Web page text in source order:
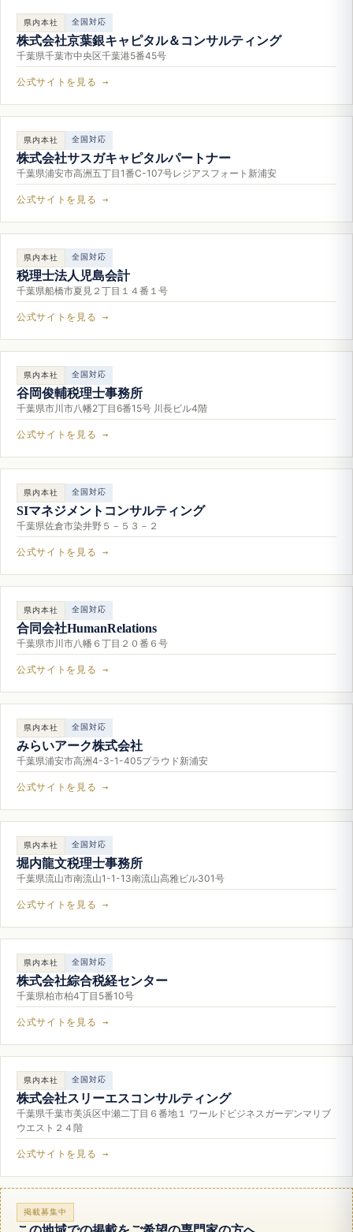
県内本社 全国対応
株式会社京葉銀キャピタル＆コンサルティング
千葉県千葉市中央区千葉港5番45号
公式サイトを見る →
県内本社 全国対応
株式会社サスガキャピタルパートナー
千葉県浦安市高洲五丁目1番C-107号レジアスフォート新浦安
公式サイトを見る →
県内本社 全国対応
税理士法人児島会計
千葉県船橋市夏見２丁目１４番１号
公式サイトを見る →
県内本社 全国対応
谷岡俊輔税理士事務所
千葉県市川市八幡2丁目6番15号 川長ビル4階
公式サイトを見る →
県内本社 全国対応
SIマネジメントコンサルティング
千葉県佐倉市染井野５－５３－２
公式サイトを見る →
県内本社 全国対応
合同会社HumanRelations
千葉県市川市八幡６丁目２０番６号
公式サイトを見る →
県内本社 全国対応
みらいアーク株式会社
千葉県浦安市高洲4-3-1-405プラウド新浦安
公式サイトを見る →
県内本社 全国対応
堀内龍文税理士事務所
千葉県流山市南流山1-1-13南流山高雅ビル301号
公式サイトを見る →
県内本社 全国対応
株式会社綜合税経センター
千葉県柏市柏4丁目5番10号
公式サイトを見る →
県内本社 全国対応
株式会社スリーエスコンサルティング
千葉県千葉市美浜区中瀬二丁目６番地１ ワールドビジネスガーデンマリブ
ウエスト２４階
公式サイトを見る →
掲載募集中